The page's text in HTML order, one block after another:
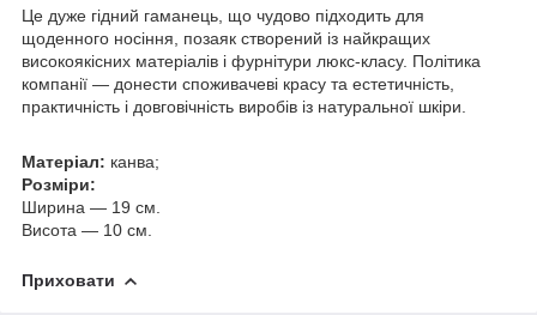
Це дуже гідний гаманець, що чудово підходить для
щоденного носіння, позаяк створений із найкращих
високоякісних матеріалів і фурнітури люкс-класу. Політика
компанії — донести споживачеві красу та естетичність,
практичність і довговічність виробів із натуральної шкіри.
Матеріал: канва;
Розміри:
Ширина — 19 см.
Висота — 10 см.
Приховати